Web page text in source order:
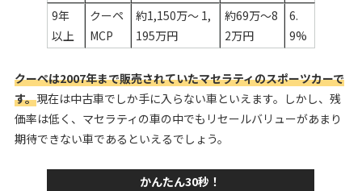
9年
以上
クーペ
MCP
約1,150万〜 1,
195万円
約69万～8
2万円
6.
9%
クーペは2007年まで販売されていたマセラティのスポーツカーで
す。現在は中古車でしか手に入らない車といえます。しかし、残
価率は低く、マセラティの車の中でもリセールバリューがあまり
期待できない車であるといえるでしょう。
かんたん30秒！